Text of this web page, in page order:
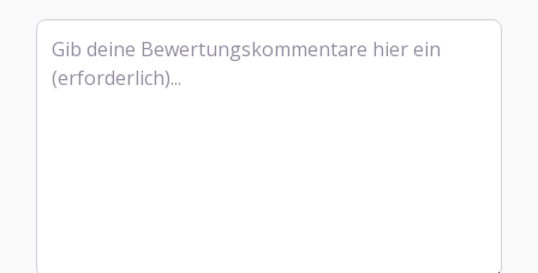
Rezensionstext